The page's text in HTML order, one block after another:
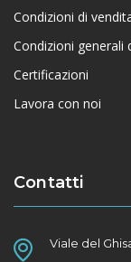
Condizioni di
Condizioni generali
Certificazioni
Lavora con noi
Contatti
Viale del